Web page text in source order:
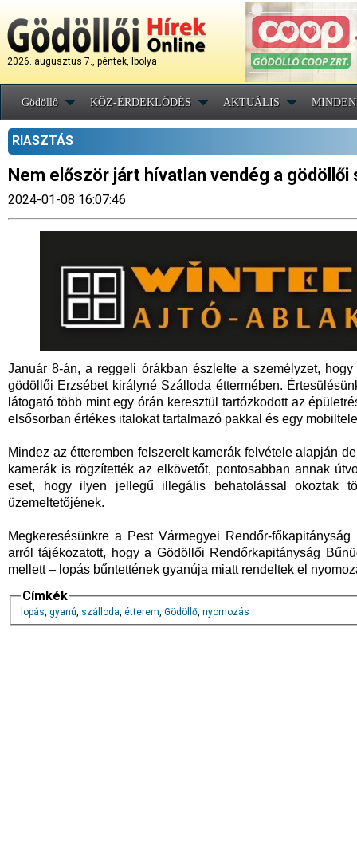
2026. augusztus 7., péntek, Ibolya
Gödöllő KÖZ-ÉRDEKLŐDÉS AKTUÁLIS
RIASZTÁS
Nem először járt hívatlan vendég a
2024-01-08 16:07:46
Január 8-án, a reggeli órákban észlelte a személyzet,
gödöllői Erzsébet királyné Szálloda éttermében.
látogató több mint egy órán keresztül tartózkodott az
elsősorban értékes italokat tartalmazó pakkal és egy
Mindez az étteremben felszerelt kamerák felvétele alapján
kamerák is rögzítették az elkövetőt, pontosabban annak
eset, hogy ilyen jellegű illegális behatolással okoztak
üzemeltetőjének.
Megkeresésünkre a Pest Vármegyei Rendőr-
arról tájékozatott, hogy a Gödöllői Rendőrkapitányság
mellett – lopás bűntettének gyanúja miatt rendeltek el
Címkék
lopás, gyanú, szálloda, étterem, Gödöllő, nyomozás